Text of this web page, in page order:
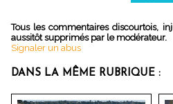
Tous les commentaires discourtois,
aussitôt supprimés par le modérateur.
Signaler un abus
DANS LA MÊME RUBRIQUE :